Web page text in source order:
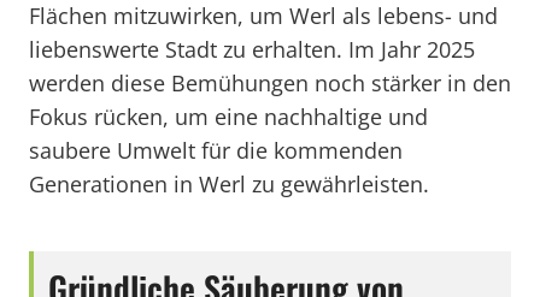
Flächen mitzuwirken, um Werl als lebens- und
liebenswerte Stadt zu erhalten. Im Jahr 2025
werden diese Bemühungen noch stärker in den
Fokus rücken, um eine nachhaltige und
saubere Umwelt für die kommenden
Generationen in Werl zu gewährleisten.